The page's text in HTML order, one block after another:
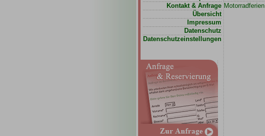
Motorradferien
Kontakt & Anfrage
Übersicht
Impressum
Datenschutz
Datenschutzeinstellungen